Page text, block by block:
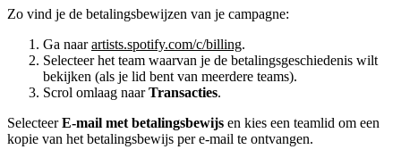
Zo vind je de betalingsbewijzen van je campagne:
Ga naarartists.spotify.com/c/billing.
Selecteer het team waarvan je de betalingsgeschiedenis wilt
bekijken (als je lid bent van meerdere teams).
Scrol omlaag naarTransacties.
SelecteerE-mail met betalingsbewijs en kies een teamlid om een
kopie van het betalingsbewijs per e-mail te ontvangen.